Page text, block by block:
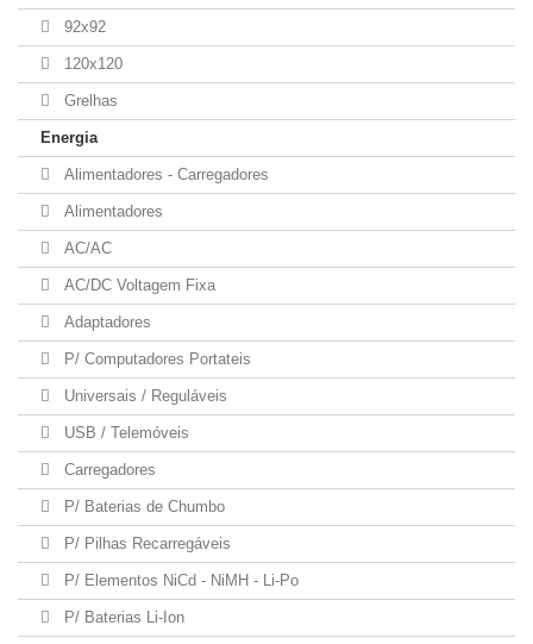
92x92
120x120
Grelhas
Energia
Alimentadores - Carregadores
Alimentadores
AC/AC
AC/DC Voltagem Fixa
Adaptadores
P/ Computadores Portateis
Universais / Reguláveis
USB / Telemóveis
Carregadores
P/ Baterias de Chumbo
P/ Pilhas Recarregáveis
P/ Elementos NiCd - NiMH - Li-Po
P/ Baterias Li-Ion